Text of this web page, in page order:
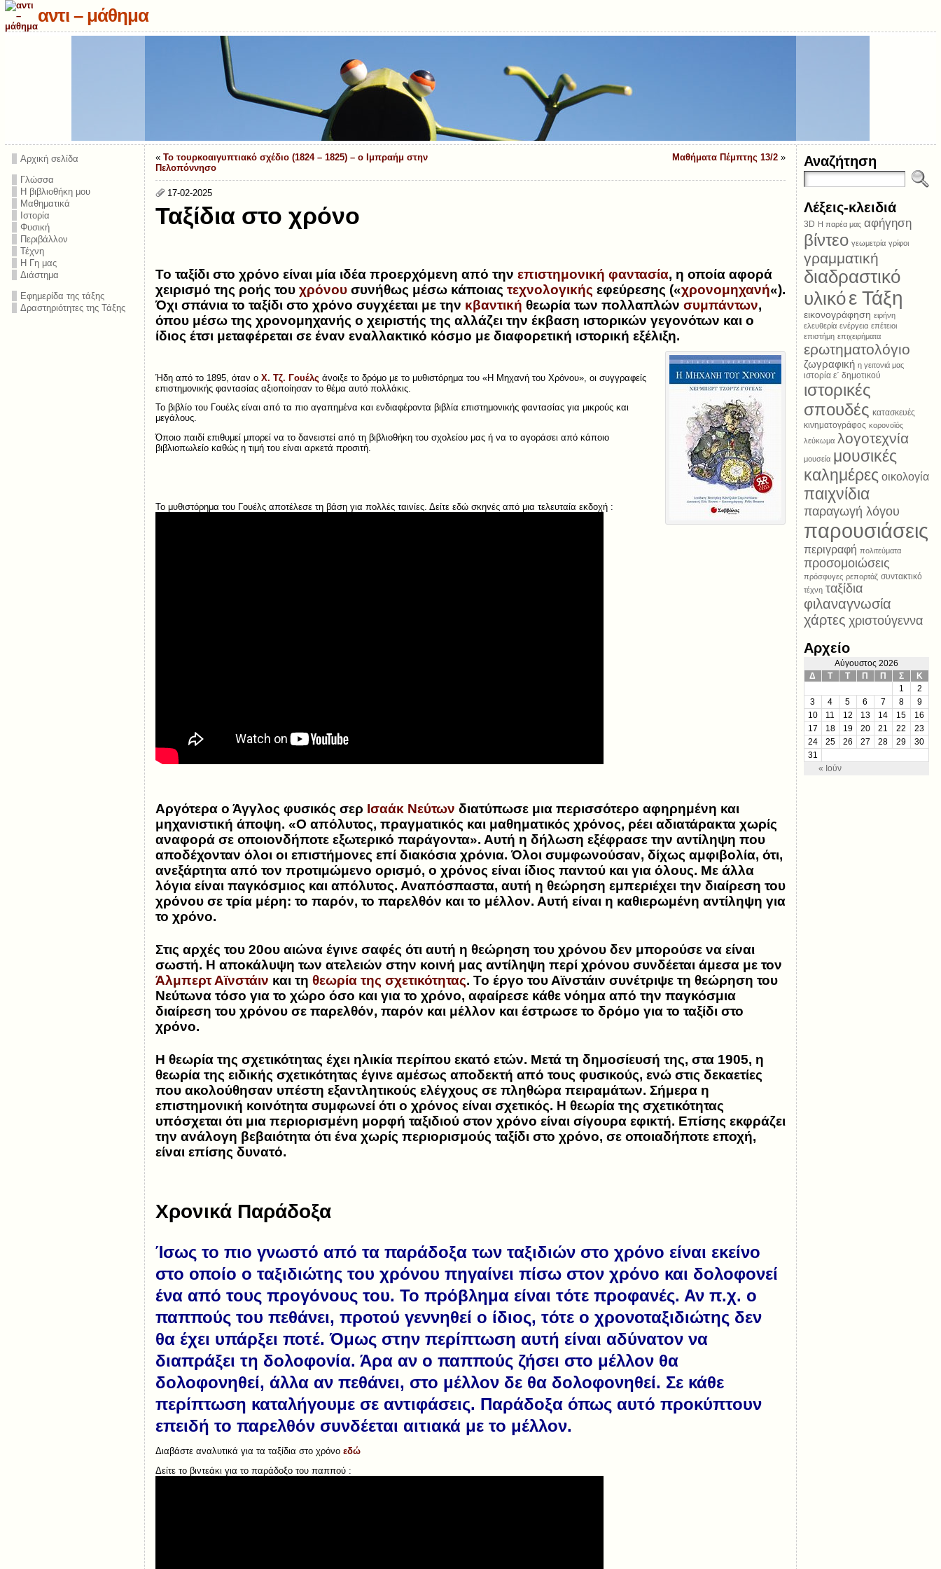
αντι – μάθημα
Αρχική σελίδα
Γλώσσα
Η βιβλιοθήκη μου
Μαθηματικά
Ιστορία
Φυσική
Περιβάλλον
Τέχνη
Η Γη μας
Διάστημα
Εφημερίδα της τάξης
Δραστηριότητες της Τάξης
« Το τουρκοαιγυπτιακό σχέδιο (1824 – 1825) – ο Ιμπραήμ στην
Πελοπόννησο
Μαθήματα Πέμπτης 13/2»
17-02-2025
Ταξίδια στο χρόνο
Το ταξίδι στο χρόνο είναι μία ιδέα προερχόμενη από την επιστημονική φαντασία, η οποία αφορά
χειρισμό της ροής του χρόνουσυνήθως μέσω κάποιας τεχνολογικής εφεύρεσης («χρονομηχανή«).
Όχι σπάνια το ταξίδι στο χρόνο συγχέεται με την κβαντική θεωρία των πολλαπλών συμπάντων,
όπου μέσω της χρονομηχανής ο χειριστής της αλλάζει την έκβαση ιστορικών γεγονότων και ο
ίδιος έτσι μεταφέρεται σε έναν εναλλακτικό κόσμο με διαφορετική ιστορική εξέλιξη.
Ήδη από το 1895, όταν ο Χ. Τζ. Γουέλς άνοιξε το δρόμο με το μυθιστόρημα του «Η Μηχανή του Χρόνου», οι συγγραφείς
επιστημονικής φαντασίας αξιοποίησαν το θέμα αυτό πολλάκις.
Το βιβλίο του Γουέλς είναι από τα πιο αγαπημένα και ενδιαφέροντα βιβλία επιστημονικής φαντασίας για μικρούς και
μεγάλους.
Όποιο παιδί επιθυμεί μπορεί να το δανειστεί από τη βιβλιοθήκη του σχολείου μας ή να το αγοράσει από κάποιο
βιβλιοπωλείο καθώς η τιμή του είναι αρκετά προσιτή.
Το μυθιστόρημα του Γουέλς αποτέλεσε τη βάση για πολλές ταινίες. Δείτε εδώ σκηνές από μια τελευταία εκδοχή :
Αργότερα ο Άγγλος φυσικός σερ Ισαάκ Νεύτων διατύπωσε μια περισσότερο αφηρημένη και
μηχανιστική άποψη. «Ο απόλυτος, πραγματικός και μαθηματικός χρόνος, ρέει αδιατάρακτα χωρίς
αναφορά σε οποιονδήποτε εξωτερικό παράγοντα». Αυτή η δήλωση εξέφρασε την αντίληψη που
αποδέχονταν όλοι οι επιστήμονες επί διακόσια χρόνια. Όλοι συμφωνούσαν, δίχως αμφιβολία, ότι,
ανεξάρτητα από τον προτιμώμενο ορισμό, ο χρόνος είναι ίδιος παντού και για όλους. Με άλλα
λόγια είναι παγκόσμιος και απόλυτος. Αναπόσπαστα, αυτή η θεώρηση εμπεριέχει την διαίρεση του
χρόνου σε τρία μέρη: το παρόν, το παρελθόν και το μέλλον. Αυτή είναι η καθιερωμένη αντίληψη για
το χρόνο.
Στις αρχές του 20ου αιώνα έγινε σαφές ότι αυτή η θεώρηση του χρόνου δεν μπορούσε να είναι
σωστή. Η αποκάλυψη των ατελειών στην κοινή μας αντίληψη περί χρόνου συνδέεται άμεσα με τον
Άλμπερτ Αϊνστάιν και τη θεωρία της σχετικότητας. Το έργο του Αϊνστάιν συνέτριψε τη θεώρηση του
Νεύτωνα τόσο για το χώρο όσο και για το χρόνο, αφαίρεσε κάθε νόημα από την παγκόσμια
διαίρεση του χρόνου σε παρελθόν, παρόν και μέλλον και έστρωσε το δρόμο για το ταξίδι στο
χρόνο.
Η θεωρία της σχετικότητας έχει ηλικία περίπου εκατό ετών. Μετά τη δημοσίευσή της, στα 1905, η
θεωρία της ειδικής σχετικότητας έγινε αμέσως αποδεκτή από τους φυσικούς, ενώ στις δεκαετίες
που ακολούθησαν υπέστη εξαντλητικούς ελέγχους σε πληθώρα πειραμάτων. Σήμερα η
επιστημονική κοινότητα συμφωνεί ότι ο χρόνος είναι σχετικός. Η θεωρία της σχετικότητας
υπόσχεται ότι μια περιορισμένη μορφή ταξιδιού στον χρόνο είναι σίγουρα εφικτή. Επίσης εκφράζει
την ανάλογη βεβαιότητα ότι ένα χωρίς περιορισμούς ταξίδι στο χρόνο, σε οποιαδήποτε εποχή,
είναι επίσης δυνατό.
Χρονικά Παράδοξα
Ίσως το πιο γνωστό από τα παράδοξα των ταξιδιών στο χρόνο είναι εκείνο
στο οποίο ο ταξιδιώτης του χρόνου πηγαίνει πίσω στον χρόνο και δολοφονεί
ένα από τους προγόνους του. Το πρόβλημα είναι τότε προφανές. Αν π.χ. ο
παππούς του πεθάνει, προτού γεννηθεί ο ίδιος, τότε ο χρονοταξιδιώτης δεν
θα έχει υπάρξει ποτέ. Όμως στην περίπτωση αυτή είναι αδύνατον να
διαπράξει τη δολοφονία. Άρα αν ο παππούς ζήσει στο μέλλον θα
δολοφονηθεί, άλλα αν πεθάνει, στο μέλλον δε θα δολοφονηθεί. Σε κάθε
περίπτωση καταλήγουμε σε αντιφάσεις. Παράδοξα όπως αυτό προκύπτουν
επειδή το παρελθόν συνδέεται αιτιακά με το μέλλον.
Διαβάστε αναλυτικά για τα ταξίδια στο χρόνο εδώ
Δείτε το βιντεάκι για το παράδοξο του παππού :
Αναζήτηση
Λέξεις-κλειδιά
3D Η παρέα μας αφήγηση
βίντεο γεωμετρία γρίφοι
γραμματική
διαδραστικό
υλικόε Τάξη
εικονογράφηση ειρήνη
ελευθερία ενέργεια επέτειοι
επιστήμη επιχειρήματα
ερωτηματολόγιο
ζωγραφική η γειτονιά μας
ιστορία ε΄ δημοτικού
ιστορικές
σπουδές κατασκευές
κινηματογράφος κορονοϊός
λεύκωμα λογοτεχνία
μουσεία μουσικές
καλημέρες οικολογία
παιχνίδια
παραγωγή λόγου
παρουσιάσεις
περιγραφή πολιτεύματα
προσομοιώσεις
πρόσφυγες ρεπορτάζ συντακτικό
τέχνη ταξίδια
φιλαναγνωσία
χάρτες χριστούγεννα
Αρχείο
Αύγουστος 2026
Δ
Τ Τ Π Π Σ Κ
« Ιούν
1
2
3
4 5 6 7 8
9
10
11 12 13 14 15
16
17
18 19 20 21 22
23
24
25 26 27 28 29
30
31